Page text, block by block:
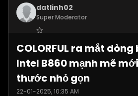
datlinh02
Super Moderator
Posts: 7876
COLORFUL ra mắt
Intel B860 mạnh mẽ
thước nhỏ gọn
22-01-2025, 10:35 AM